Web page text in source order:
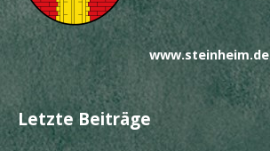
www.steinheim.de
Letzte Beiträge